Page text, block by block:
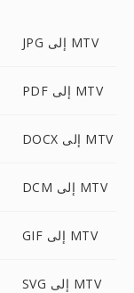
JPG إلى MTV
PDF إلى MTV
DOCX إلى MTV
DCM إلى MTV
GIF إلى MTV
SVG إلى MTV